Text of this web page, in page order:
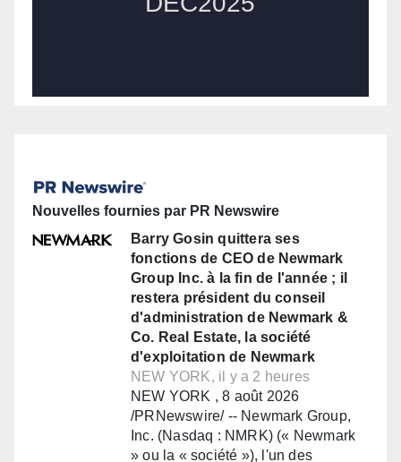
Nouvelles fournies par PR Newswire
Barry Gosin quittera ses
fonctions de CEO de Newmark
Group Inc. à la fin de l'année ; il
restera président du conseil
d'administration de Newmark &
Co. Real Estate, la société
d'exploitation de Newmark
NEW YORK, il y a 2 heures
NEW YORK , 8 août 2026
/PRNewswire/ -- Newmark Group,
Inc. (Nasdaq : NMRK) (« Newmark
» ou la « société »), l'un des